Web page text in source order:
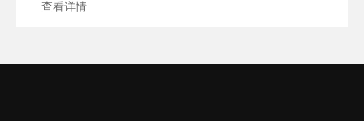
查看详情